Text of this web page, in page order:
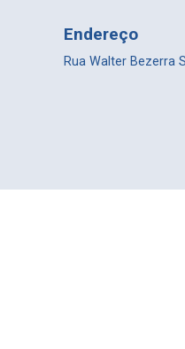
Endereço
Rua Walter Bezerra